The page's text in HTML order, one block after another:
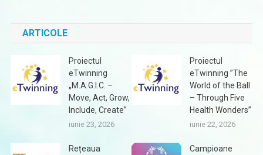
ARTICOLE
Proiectul
eTwinning
„M.A.G.I.C. –
Move, Act, Grow,
Include, Create”
iunie 23, 2026
Proiectul
eTwinning ”The
World of the Ball
– Through Five
Health Wonders”
iunie 22, 2026
Rețeaua Campioane